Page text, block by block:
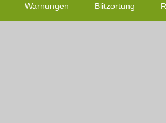
Warnungen Blitzortung